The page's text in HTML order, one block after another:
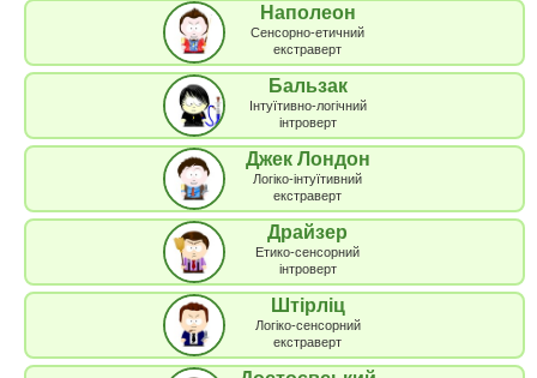
Наполеон
Сенсорно-етичний
екстраверт
Бальзак
Інтуїтивно-логічний
інтроверт
Джек Лондон
Логіко-інтуїтивний
екстраверт
Драйзер
Етико-сенсорний
інтроверт
Штірліц
Логіко-сенсорний
екстраверт